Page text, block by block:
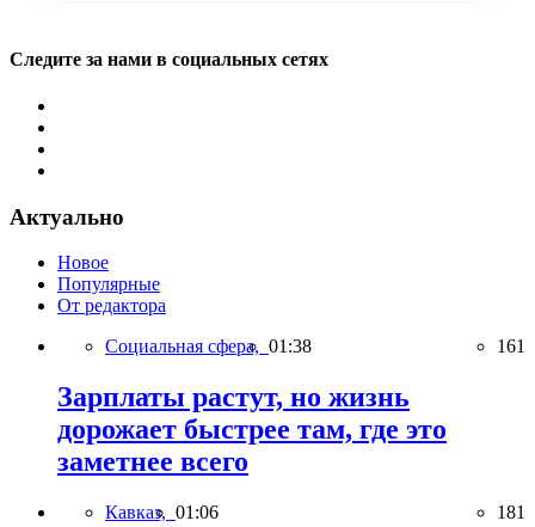
Следите за нами в социальных сетях
Актуально
Новое
Популярные
От редактора
Социальная сфера, 01:38 161
Зарплаты растут, но жизнь
дорожает быстрее там, где это
заметнее всего
Кавказ, 01:06 181